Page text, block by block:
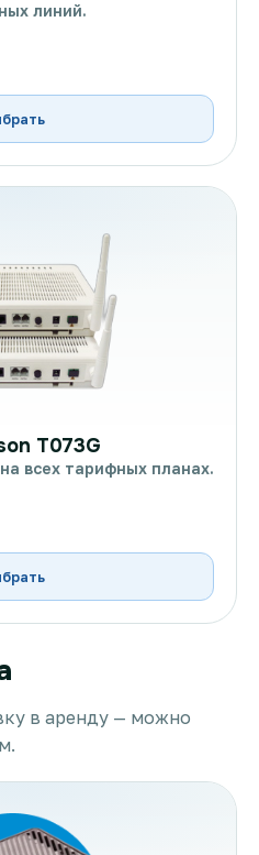
линий.
T073G
всех тарифных планах.
в аренду — можно